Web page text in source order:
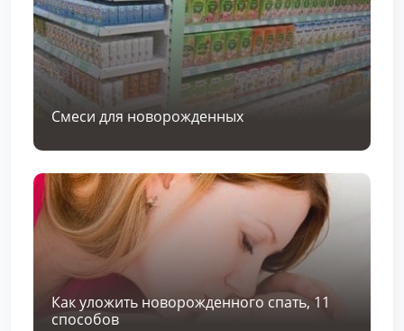
Смеси для новорожденных
Как уложить новорожденного спать, 11
способов